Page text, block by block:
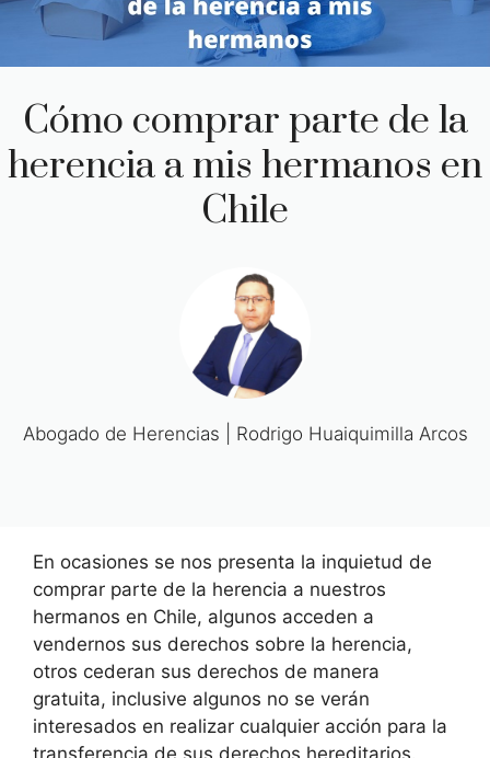
Cómo comprar parte de la
herencia a mis hermanos en
Chile
Abogado de Herencias | Rodrigo Huaiquimilla Arcos
En ocasiones se nos presenta la inquietud de
comprar parte de la herencia a nuestros
hermanos en Chile, algunos acceden a
vendernos sus derechos sobre la herencia,
otros cederan sus derechos de manera
gratuita, inclusive algunos no se verán
interesados en realizar cualquier acción para la
transferencia de sus derechos hereditarios.